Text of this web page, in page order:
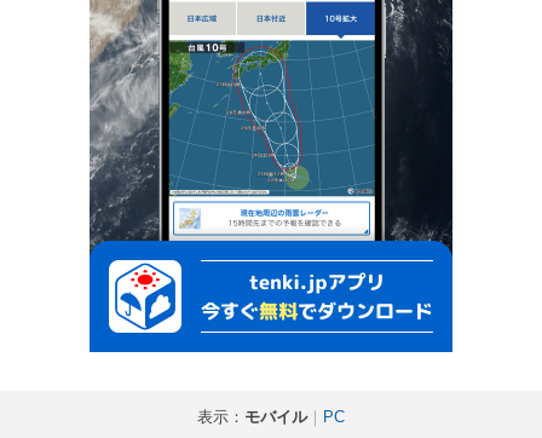
表示： モバイル｜ PC